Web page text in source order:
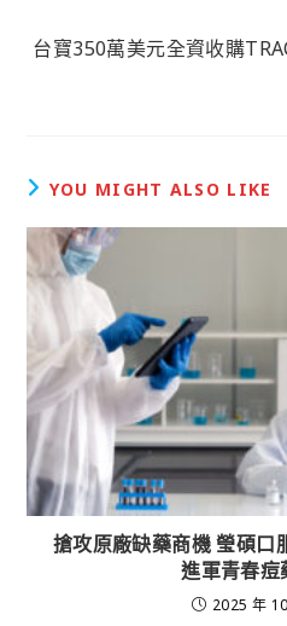
台寶350萬美元全資收購
YOU MIGHT ALSO LIKE
搶攻原廠缺藥商機 瑩碩口
進軍青春痘
2025 年